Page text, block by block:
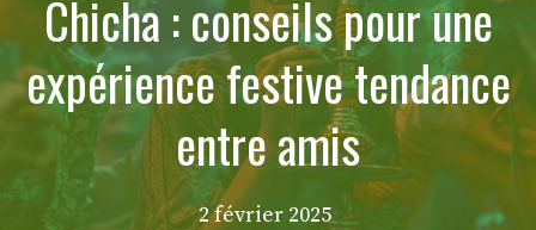
Chicha : conseils pour une
expérience festive tendance
entre amis
2 février 2025